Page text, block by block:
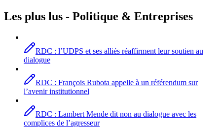
Les plus lus - Politique & Entreprises
RDC : l’UDPS et ses alliés réaffirment leur soutien au
dialogue
RDC : François Rubota appelle à un référendum sur
l’avenir institutionnel
RDC : Lambert Mende dit non au dialogue avec les
complices de l’agresseur